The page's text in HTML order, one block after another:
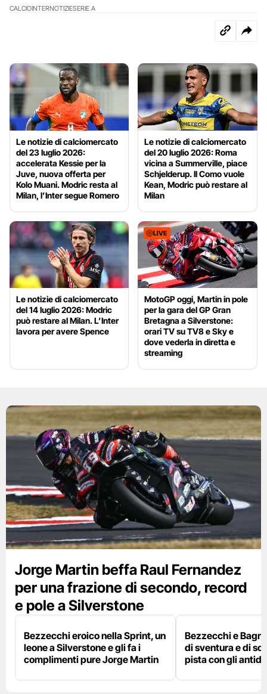
CALCIOINTERNOTIZIESERIE A
Le notizie di calciomercato
del 23 luglio 2026:
accelerata Kessie per la
Juve, nuova offerta per
Kolo Muani. Modric resta al
Milan, l’Inter segue Romero
Le notizie di calciomercato
del 20 luglio 2026: Roma
vicina a Summerville, piace
Schjelderup. Il Como vuole
Kean, Modric può restare al
Milan
Le notizie di calciomercato
del 14 luglio 2026: Modric
può restare al Milan. L’Inter
lavora per avere Spence
LIVE
MotoGP oggi, Martin in pole
per la gara del GP Gran
Bretagna a Silverstone:
orari TV su TV8 e Sky e
dove vederla in diretta e
streaming
Jorge Martin beffa Raul Fernandez
per una frazione di secondo, record
e pole a Silverstone
Bezzecchi eroico nella Sprint, un
leone a Silverstone e gli fa i
complimenti pure Jorge Martin
Bezzecchi e
di sventura e di
pista con gli